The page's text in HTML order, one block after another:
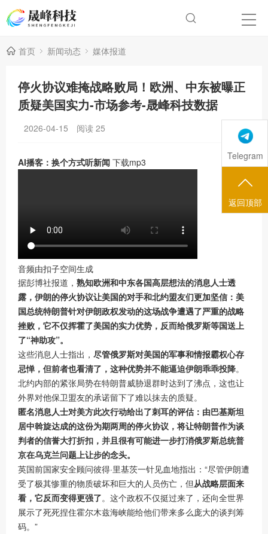
首页 新闻动态 媒体报道
停火协议难掩战略败局！欧洲、中东被曝正
质疑美国实力-市场参考-晟峰科技数据
2026-04-15 阅读 25
AI播客：换个方式听新闻 下载mp3
音频由扣子空间生成
据彭博社报道， 熟知欧洲和中东各国高层想法的消息人士透
露，伊朗的停火协议让美国的对手和北约盟友们更加坚信：美
国总统特朗普针对伊朗政权发动的这场战争遭遇了严重的战略
挫败，它不仅挥霍了美国的实力优势，反而给俄罗斯等国送上
了“神助攻”。
这些消息人士指出， 尽管俄罗斯对美国的军事和情报霸权心存
忌惮，但前者也看清了，这种优势并不能逼迫伊朗乖乖投降。
北约内部的紧张局势在特朗普威胁退群时达到了沸点，这也让
外界对他保卫盟友的承诺留下了难以抹去的质疑。
匿名消息人士对美方此次行动给出了刺耳的评估：由巴基斯坦
居中斡旋达成的这份为期两周的停火协议，将让特朗普作为谈
判者的信誉大打折扣，并且很有可能进一步打消俄罗斯总统普
京在乌克兰问题上让步的念头。
英国前国家安全顾问彼得·里基茨一针见血地指出：“尽管伊朗遭
受了极其惨重的物质破坏和巨大的人员伤亡，但从战略层面来
看，它反而变得更强了。这个政权不仅挺过来了，还向全世界
展示了死死捏住霍尔木兹海峡能给他们带来多么庞大的谈判筹
码。”
Telegram
返回顶部